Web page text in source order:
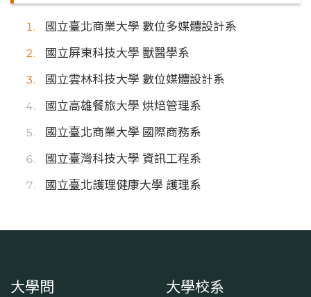
國立臺北商業大學 數位多媒體設計系
國立屏東科技大學 獸醫學系
國立雲林科技大學 數位媒體設計系
國立高雄餐旅大學 烘焙管理系
國立臺北商業大學 國際商務系
國立臺灣科技大學 資訊工程系
國立臺北護理健康大學 護理系
大學問 大學校系